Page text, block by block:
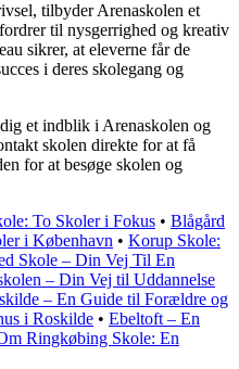
tilbyder Arenaskolen et
til nysgerrighed og kreativ
sikrer, at eleverne får de
i deres skolegang og
et indblik i Arenaskolen og
skolen direkte for at få
for at besøge skolen og
To Skoler i Fokus • Blågård
i København • Korup Skole:
Skole – Din Vej Til En
– Din Vej til Uddannelse
– En Guide til Forældre og
i Roskilde • Ebeltoft – En
Ringkøbing Skole: En